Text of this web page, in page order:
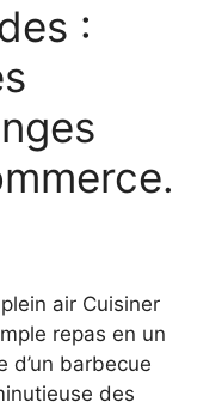
:
air Cuisiner
repas en un
d’un barbecue
des